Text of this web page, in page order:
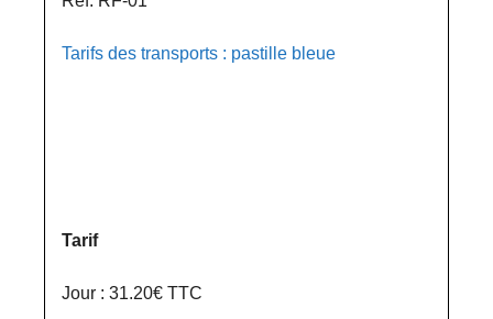
Tarifs des transports : pastille bleue
Tarif
Jour : 31.20€ TTC